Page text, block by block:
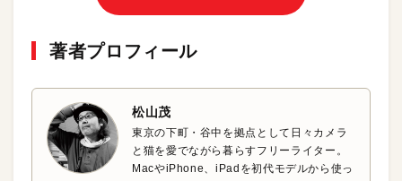
著者プロフィール
松山茂
東京の下町・谷中を拠点として日々カメラ
と猫を愛でながら暮らすフリーライター。
MacやiPhone、iPadを初代モデルから使っ